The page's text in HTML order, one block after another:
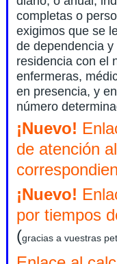
completas o
exigimos que se
de dependencia
residencia con el
enfermeras,
en presencia, y
número
¡Nuevo!
de atención
¡Nuevo!
por tiempos
(gracias a vuestras